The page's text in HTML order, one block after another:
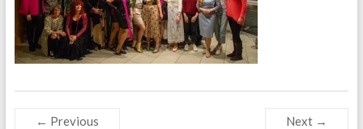
← Previous Next →